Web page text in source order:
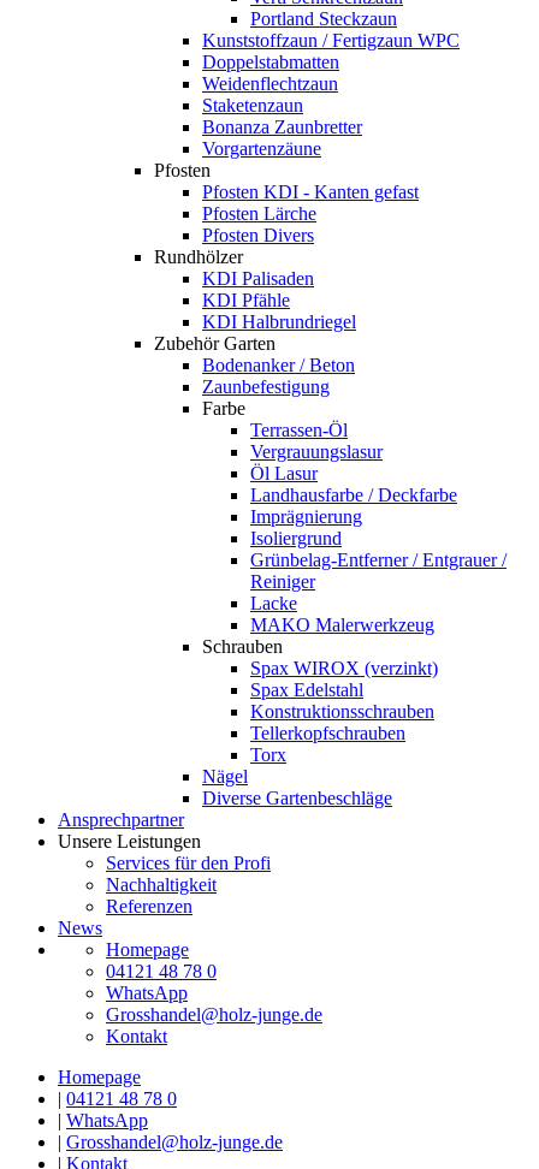
Portland Steckzaun
Kunststoffzaun / Fertigzaun WPC
Doppelstabmatten
Weidenflechtzaun
Staketenzaun
Bonanza Zaunbretter
Vorgartenzäune
Pfosten
Pfosten KDI - Kanten gefast
Pfosten Lärche
Pfosten Divers
Rundhölzer
KDI Palisaden
KDI Pfähle
KDI Halbrundriegel
Zubehör Garten
Bodenanker / Beton
Zaunbefestigung
Farbe
Terrassen-Öl
Vergrauungslasur
Öl Lasur
Landhausfarbe / Deckfarbe
Imprägnierung
Isoliergrund
Grünbelag-Entferner / Entgrauer /
Reiniger
Lacke
MAKO Malerwerkzeug
Schrauben
Spax WIROX (verzinkt)
Spax Edelstahl
Konstruktionsschrauben
Tellerkopfschrauben
Torx
Nägel
Diverse Gartenbeschläge
Ansprechpartner
Unsere Leistungen
Services für den Profi
Nachhaltigkeit
Referenzen
News
Homepage
04121 48 78 0
WhatsApp
Grosshandel@holz-junge.de
Kontakt
Homepage
| 04121 48 78 0
| WhatsApp
| Grosshandel@holz-junge.de
| Kontakt